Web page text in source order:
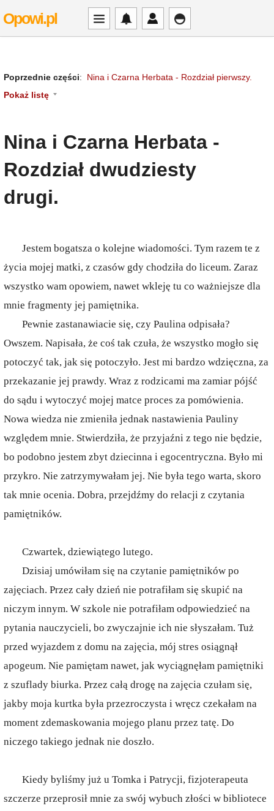
Opowi.pl
Poprzednie części: Nina i Czarna Herbata - Rozdział pierwszy.
Pokaż listę
Nina i Czarna Herbata -
Rozdział dwudziesty
drugi.
Jestem bogatsza o kolejne wiadomości. Tym razem te z
życia mojej matki, z czasów gdy chodziła do liceum. Zaraz
wszystko wam opowiem, nawet wkleję tu co ważniejsze dla
mnie fragmenty jej pamiętnika.
Pewnie zastanawiacie się, czy Paulina odpisała?
Owszem. Napisała, że coś tak czuła, że wszystko mogło się
potoczyć tak, jak się potoczyło. Jest mi bardzo wdzięczna, za
przekazanie jej prawdy. Wraz z rodzicami ma zamiar pójść
do sądu i wytoczyć mojej matce proces za pomówienia.
Nowa wiedza nie zmieniła jednak nastawienia Pauliny
względem mnie. Stwierdziła, że przyjaźni z tego nie będzie,
bo podobno jestem zbyt dziecinna i egocentryczna. Było mi
przykro. Nie zatrzymywałam jej. Nie była tego warta, skoro
tak mnie ocenia. Dobra, przejdźmy do relacji z czytania
pamiętników.
Czwartek, dziewiątego lutego.
Dzisiaj umówiłam się na czytanie pamiętników po
zajęciach. Przez cały dzień nie potrafiłam się skupić na
niczym innym. W szkole nie potrafiłam odpowiedzieć na
pytania nauczycieli, bo zwyczajnie ich nie słyszałam. Tuż
przed wyjazdem z domu na zajęcia, mój stres osiągnął
apogeum. Nie pamiętam nawet, jak wyciągnęłam pamiętniki
z szuflady biurka. Przez całą drogę na zajęcia czułam się,
jakby moja kurtka była przezroczysta i wręcz czekałam na
moment zdemaskowania mojego planu przez tatę. Do
niczego takiego jednak nie doszło.
Kiedy byliśmy już u Tomka i Patrycji, fizjoterapeuta
szczerze przeprosił mnie za swój wybuch złości w bibliotece